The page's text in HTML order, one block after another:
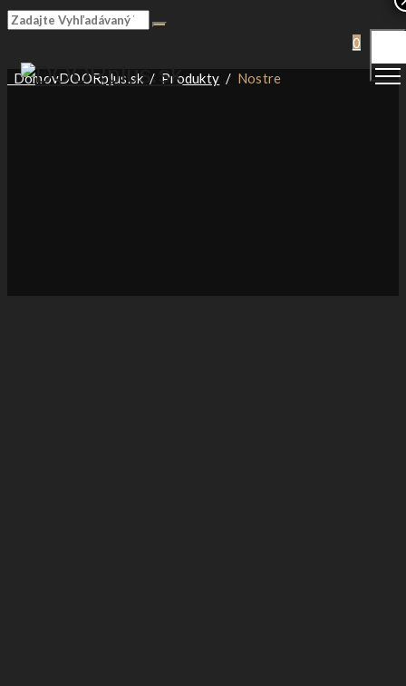
0
DomovDOORplus.sk / Produkty / Nostre